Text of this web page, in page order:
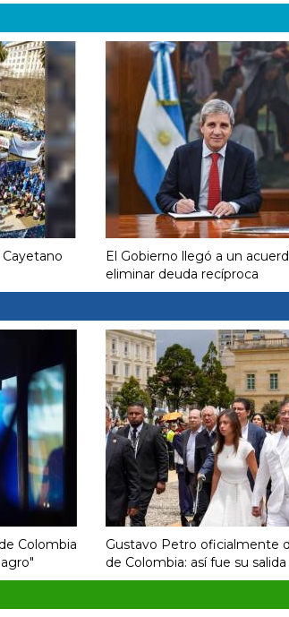
El Gobierno llegó a un
eliminar deuda recíproca
Colombia
Gustavo Petro oficialmente
de Colombia: así fue su